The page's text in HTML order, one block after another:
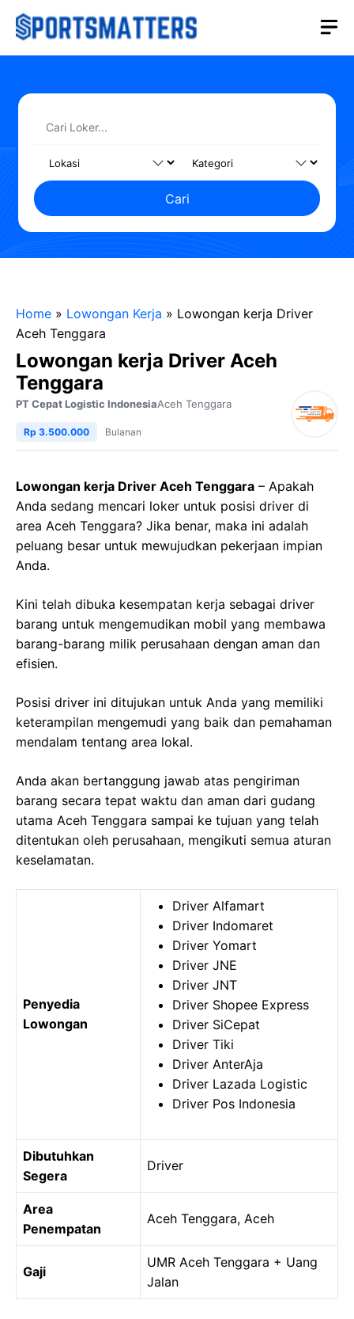
Langsung
Cari
Home » Lowongan Kerja » Lowongan kerja Driver
Aceh Tenggara
Lowongan kerja Driver Aceh
Tenggara
PT Cepat Logistic IndonesiaAceh Tenggara
Rp 3.500.000 Bulanan
Lowongan kerja Driver Aceh Tenggara – Apakah
Anda sedang mencari loker untuk posisi driver di
area Aceh Tenggara? Jika benar, maka ini adalah
peluang besar untuk mewujudkan pekerjaan impian
Anda.
Kini telah dibuka kesempatan kerja sebagai driver
barang untuk mengemudikan mobil yang membawa
barang-barang milik perusahaan dengan aman dan
efisien.
Posisi driver ini ditujukan untuk Anda yang memiliki
keterampilan mengemudi yang baik dan pemahaman
mendalam tentang area lokal.
Anda akan bertanggung jawab atas pengiriman
barang secara tepat waktu dan aman dari gudang
utama Aceh Tenggara sampai ke tujuan yang telah
ditentukan oleh perusahaan, mengikuti semua aturan
keselamatan.
Penyedia
Lowongan
Driver Alfamart
Driver Indomaret
Driver Yomart
Driver JNE
Driver JNT
Driver Shopee Express
Driver SiCepat
Driver Tiki
Driver AnterAja
Driver Lazada Logistic
Driver Pos Indonesia
Dibutuhkan
Segera
Driver
Area
Penempatan
Aceh Tenggara, Aceh
Gaji
UMR Aceh Tenggara + Uang
Jalan